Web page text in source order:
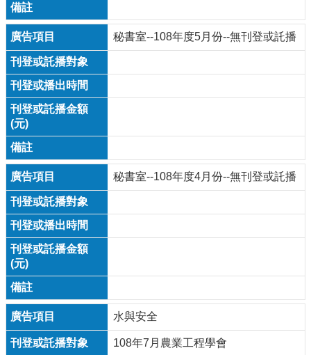
秘書室--108年度5月份--無刊登或託播
秘書室--108年度4月份--無刊登或託播
水與安全
108年7月農業工程學會